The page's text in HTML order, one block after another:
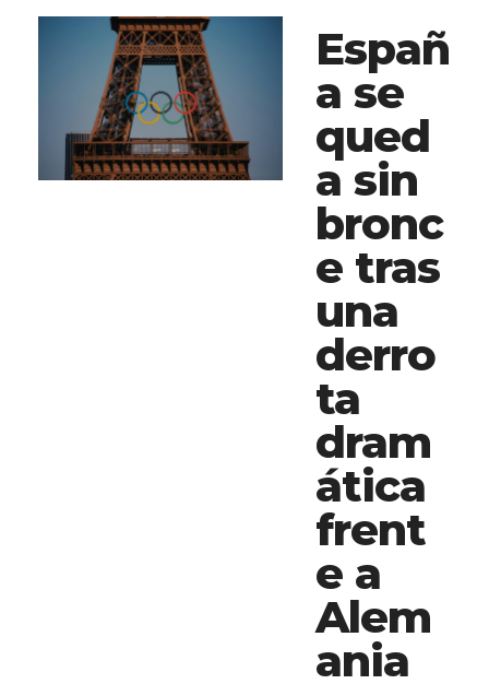
Españ
a se
qued
a sin
bronc
e tras
una
derro
ta
dram
ática
frent
e a
Alem
ania